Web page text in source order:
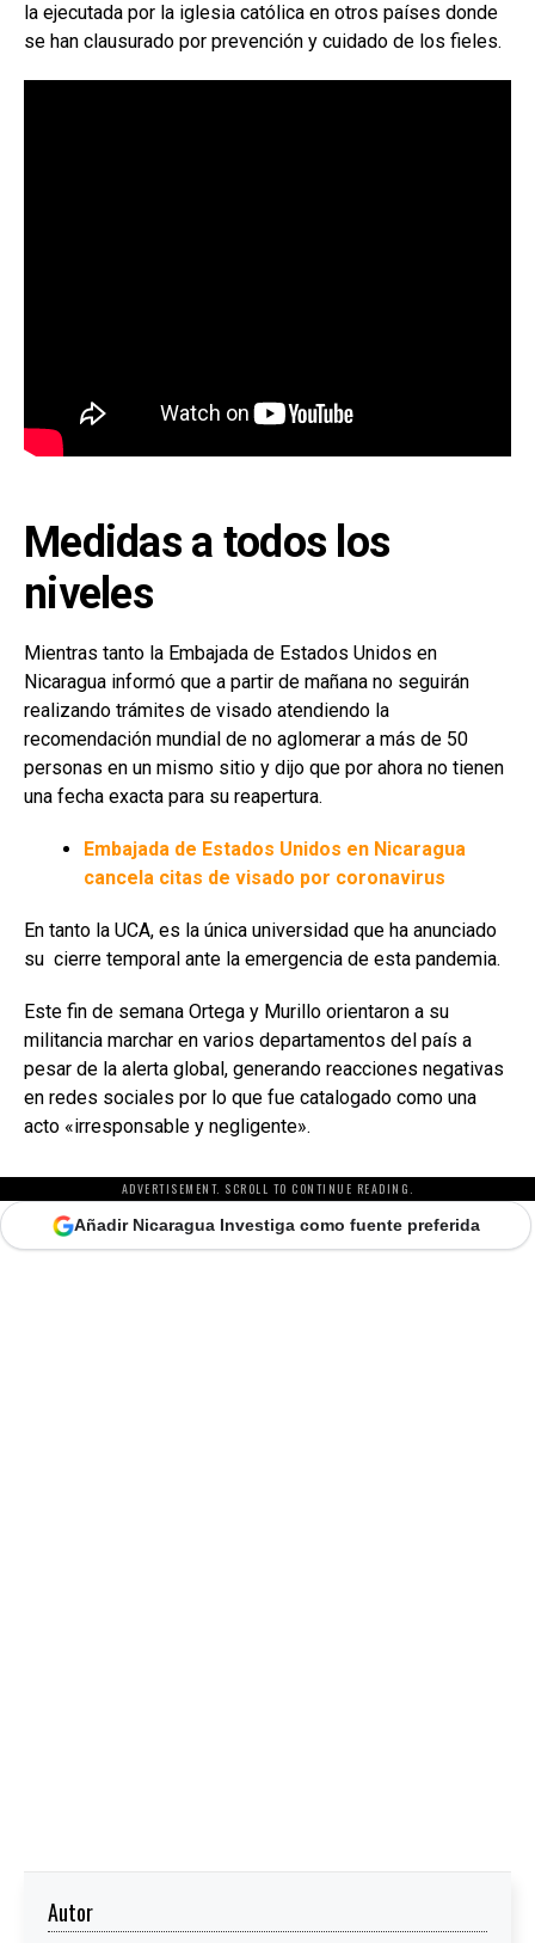
la ejecutada por la iglesia católica en otros países donde
se han clausurado por prevención y cuidado de los fieles.
Medidas a todos los
niveles
Mientras tanto la Embajada de Estados Unidos en
Nicaragua informó que a partir de mañana no seguirán
realizando trámites de visado atendiendo la
recomendación mundial de no aglomerar a más de 50
personas en un mismo sitio y dijo que por ahora no tienen
una fecha exacta para su reapertura.
Embajada de Estados Unidos en Nicaragua
cancela citas de visado por coronavirus
En tanto la UCA, es la única universidad que ha anunciado
su cierre temporal ante la emergencia de esta pandemia.
Este fin de semana Ortega y Murillo orientaron a su
militancia marchar en varios departamentos del país a
pesar de la alerta global, generando reacciones negativas
en redes sociales por lo que fue catalogado como una
acto «irresponsable y negligente».
ADVERTISEMENT. SCROLL TO CONTINUE READING.
Añadir Nicaragua Investiga como fuente preferida
Autor